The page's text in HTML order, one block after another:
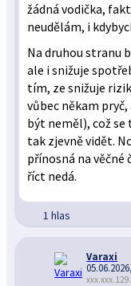
žádná vodička,
neudělám, i
Na druhou stranu
ale i snižuje
tím, ze snižuje
vůbec někam
být neměl), což
tak zjevně vidět.
přínosná na věčné
říct nedá.
1 hlas
Varaxi